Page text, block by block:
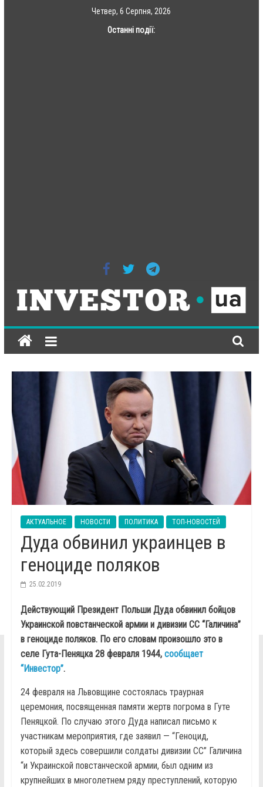
Четвер, 6 Серпня, 2026
Останні події:
ІНВЕСТОР-
ЮА
всеукраїнське
інтернет-
видання
на
економічну
тематику
АКТУАЛЬНОЕ НОВОСТИ ПОЛИТИКА ТОП-НОВОСТЕЙ
Дуда обвинил украинцев в
геноциде поляков
25.02.2019
Действующий Президент Польши Дуда обвинил бойцов
Украинской повстанческой армии и дивизии СС “Галичина”
в геноциде поляков. По его словам произошло это в
селе Гута-Пеняцка 28 февраля 1944, сообщает
“Инвестор”.
24 февраля на Львовщине состоялась траурная
церемония, посвященная памяти жертв погрома в Гуте
Пеняцкой. По случаю этого Дуда написал письмо к
участникам мероприятия, где заявил — “Геноцид,
который здесь совершили солдаты дивизии СС” Галичина
“и Украинской повстанческой армии, был одним из
крупнейших в многолетнем ряду преступлений, которую